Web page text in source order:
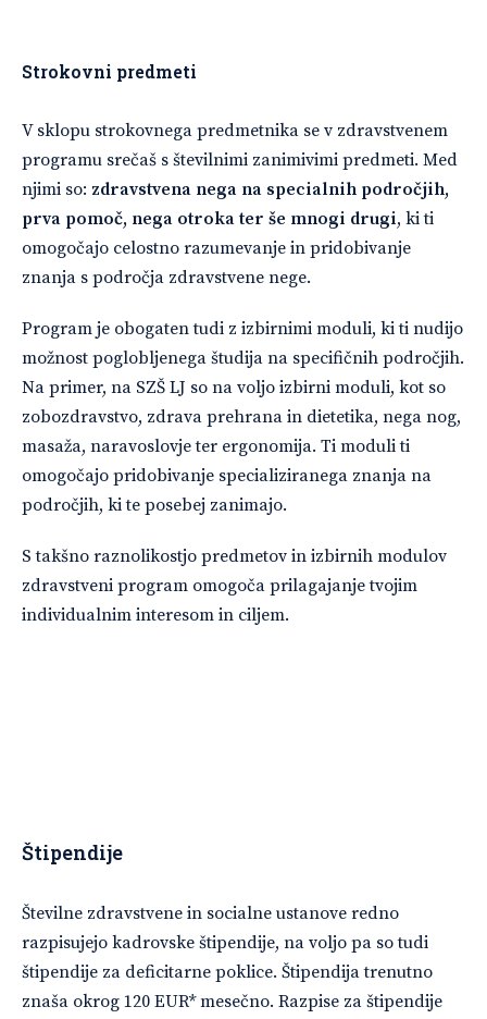
Strokovni predmeti
V sklopu strokovnega predmetnika se v zdravstvenem
programu srečaš s številnimi zanimivimi predmeti. Med
njimi so: zdravstvena nega na specialnih področjih,
prva pomoč, nega otroka ter še mnogi drugi, ki ti
omogočajo celostno razumevanje in pridobivanje
znanja s področja zdravstvene nege.
Program je obogaten tudi z izbirnimi moduli, ki ti nudijo
možnost poglobljenega študija na specifičnih področjih.
Na primer, na SZŠ LJ so na voljo izbirni moduli, kot so
zobozdravstvo, zdrava prehrana in dietetika, nega nog,
masaža, naravoslovje ter ergonomija. Ti moduli ti
omogočajo pridobivanje specializiranega znanja na
področjih, ki te posebej zanimajo.
S takšno raznolikostjo predmetov in izbirnih modulov
zdravstveni program omogoča prilagajanje tvojim
individualnim interesom in ciljem.
Štipendije
Številne zdravstvene in socialne ustanove redno
razpisujejo kadrovske štipendije, na voljo pa so tudi
štipendije za deficitarne poklice. Štipendija trenutno
znaša okrog 120 EUR* mesečno. Razpise za štipendije